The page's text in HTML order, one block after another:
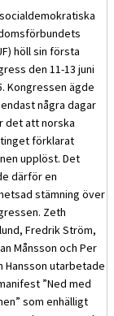
höll sin första
den 11-13 juni
Kongressen ägde
några dagar
det att norska
förklarat
upplöst. Det
därför en
stämning över
Zeth
Fredrik Ström,
Månsson och Per
Hansson utarbetade
”Ned med
som enhälligt